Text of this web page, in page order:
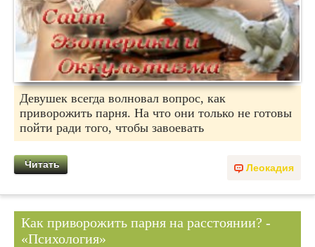
Девушек всегда волновал вопрос, как
приворожить парня. На что они только не готовы
пойти ради того, чтобы завоевать
Леокадия
Читать
Как приворожить парня на расстоянии? -
«Психология»